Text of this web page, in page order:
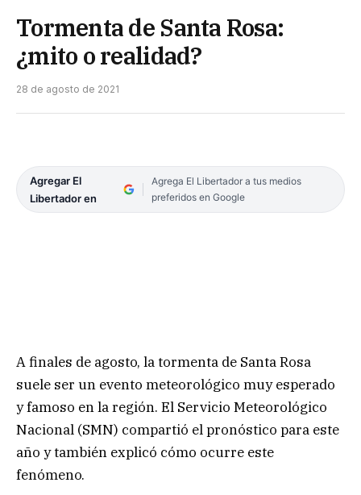
Tormenta de Santa Rosa:
¿mito o realidad?
28 de agosto de 2021
Agregar El
Libertador en
Agrega El Libertador a tus medios
preferidos en Google
A finales de agosto, la tormenta de Santa Rosa
suele ser un evento meteorológico muy esperado
y famoso en la región. El Servicio Meteorológico
Nacional (SMN) compartió el pronóstico para este
año y también explicó cómo ocurre este
fenómeno.